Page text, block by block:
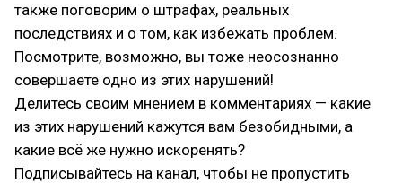
также поговорим о штрафах, реальных
последствиях и о том, как избежать проблем.
Посмотрите, возможно, вы тоже неосознанно
совершаете одно из этих нарушений!
Делитесь своим мнением в комментариях — какие
из этих нарушений кажутся вам безобидными, а
какие всё же нужно искоренять?
Подписывайтесь на канал, чтобы не пропустить